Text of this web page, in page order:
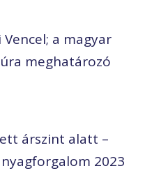
a magyar
meghatározó
árszint alatt –
2023